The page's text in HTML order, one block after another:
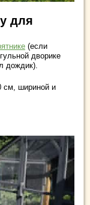
для
(если
дворике
дождик).
см, шириной и